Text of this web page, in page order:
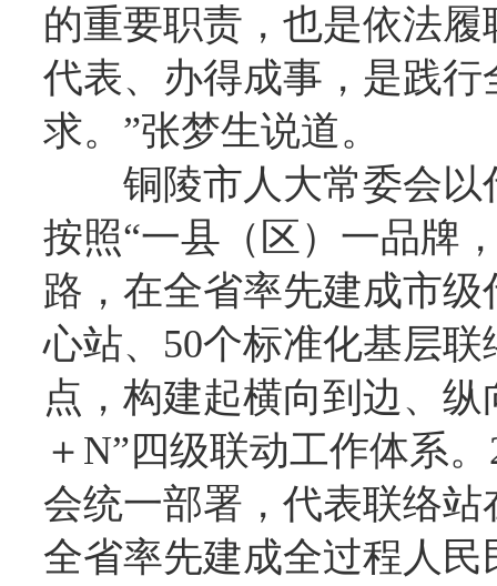
的重要职责，也是依法
代表、办得成事，是践
求。”张梦生说道。
铜陵市人大常委会
按照“一县（区）一品牌
路，在全省率先建成市
心站、50个标准化基层
点，构建起横向到边、
＋N”四级联动工作体系
会统一部署，代表联络
全省率先建成全过程人